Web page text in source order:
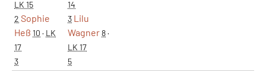
LK 15
2 Sophie
Heß 10 · LK
17
3
14
3 Lilu
Wagner8·
LK 17
5